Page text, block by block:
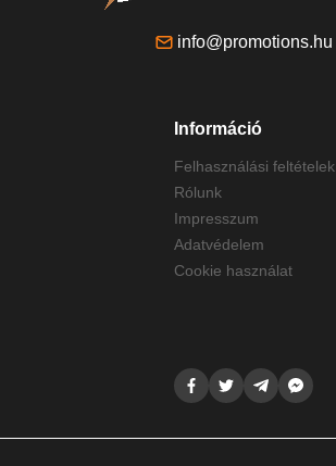
info@promotions.hu
Információ
Felhasználási feltételek
Rólunk
Impresszum
Adatvédelem
Cookie használat